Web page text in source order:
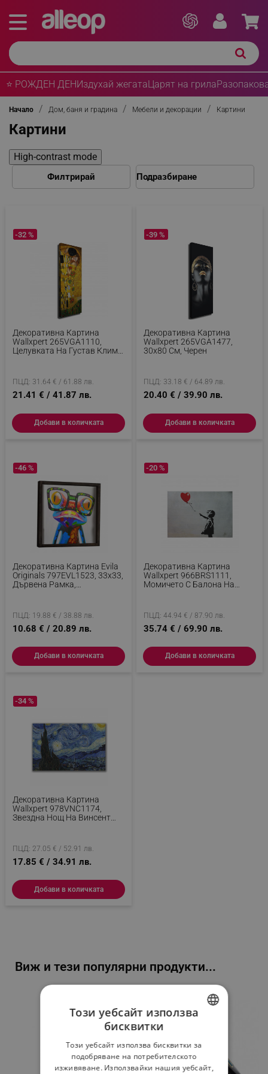
⭐ РОЖДЕН ДЕНИздухай жегатаЦарят на грила
Начало Дом, баня и градина Мебели и декорации Картини
Картини
High-contrast mode
Филтрирай
Декоративна Картина
Wallxpert 265VGA1110,
Целувката На Густав Климт,
-32 %
ПЦД: 31.64 € / 61.88 лв.
21.41 € / 41.87 лв.
Добави в количката
Декоративна Картина
Wallxpert 265VGA1477,
30х80 См, Черен
-39 %
ПЦД: 33.18 € / 64.89 лв.
20.40 € / 39.90 лв.
Добави в количката
Декоративна Картина Evila
Originals 797EVL1523, 33x33,
Дървена Рамка,
-46 %
ПЦД: 19.88 € / 38.88 лв.
10.68 € / 20.89 лв.
Добави в количката
Декоративна Картина
Wallxpert 966BRS1111,
Момичето С Балона На
-20 %
ПЦД: 44.94 € / 87.90 лв.
35.74 € / 69.90 лв.
Добави в количката
Декоративна Картина
Wallxpert 978VNC1174,
Звездна Нощ На Винсент
-34 %
ПЦД: 27.05 € / 52.91 лв.
17.85 € / 34.91 лв.
Добави в количката
Виж и тези популярни продукти...
Този уебсайт използва
бисквитки
Този уебсайт използва бисквитки за
подобряване на потребителското
изживяване. Използвайки нашия уебсайт,